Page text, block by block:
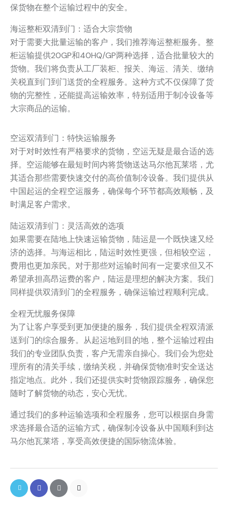
保货物在整个运输过程中的安全。
海运整柜双清到门：适合大宗货物
对于需要大批量运输的客户，我们推荐海运整柜服务。整
柜运输提供20GP和40HQ/GP两种选择，适合批量较大的
货物。我们将负责从工厂装柜、报关、海运、清关、缴纳
关税直到门到门送货的全程服务。这种方式不仅保障了货
物的完整性，还能提高运输效率，特别适用于制冷设备等
大宗商品的运输。
空运双清到门：特快运输服务
对于对时效性有严格要求的货物，空运无疑是最合适的选
择。空运能够在最短时间内将货物送达马尔他瓦莱塔，尤
其适合那些需要快速交付的高价值制冷设备。我们提供从
中国起运的全程空运服务，确保每个环节都高效顺畅，及
时满足客户需求。
陆运双清到门：灵活高效的选项
如果需要在陆地上快速运输货物，陆运是一个既快速又经
济的选择。与海运相比，陆运时效性更强，但相较空运，
费用也更加亲民。对于那些对运输时间有一定要求但又不
希望承担高昂运费的客户，陆运是理想的解决方案。我们
同样提供双清到门的全程服务，确保运输过程顺利完成。
全程无忧服务保障
为了让客户享受到更加便捷的服务，我们提供全程双清派
送到门的综合服务。从起运地到目的地，整个运输过程由
我们的专业团队负责，客户无需亲自操心。我们会为您处
理所有的清关手续，缴纳关税，并确保货物准时安全送达
指定地点。此外，我们还提供实时货物跟踪服务，确保您
随时了解货物的动态，安心无忧。
通过我们的多种运输选项和全程服务，您可以根据自身需
求选择最合适的运输方式，确保制冷设备从中国顺利到达
马尔他瓦莱塔，享受高效便捷的国际物流体验。